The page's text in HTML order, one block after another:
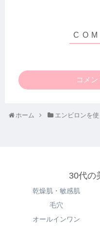
コメ
ホーム エンビロンを
30代の
乾燥肌・敏感肌
毛穴
オールインワン